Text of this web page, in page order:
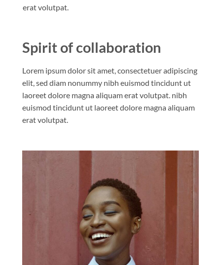
erat volutpat.
Spirit of collaboration
Lorem ipsum dolor sit amet, consectetuer adipiscing
elit, sed diam nonummy nibh euismod tincidunt ut
laoreet dolore magna aliquam erat volutpat. nibh
euismod tincidunt ut laoreet dolore magna aliquam
erat volutpat.